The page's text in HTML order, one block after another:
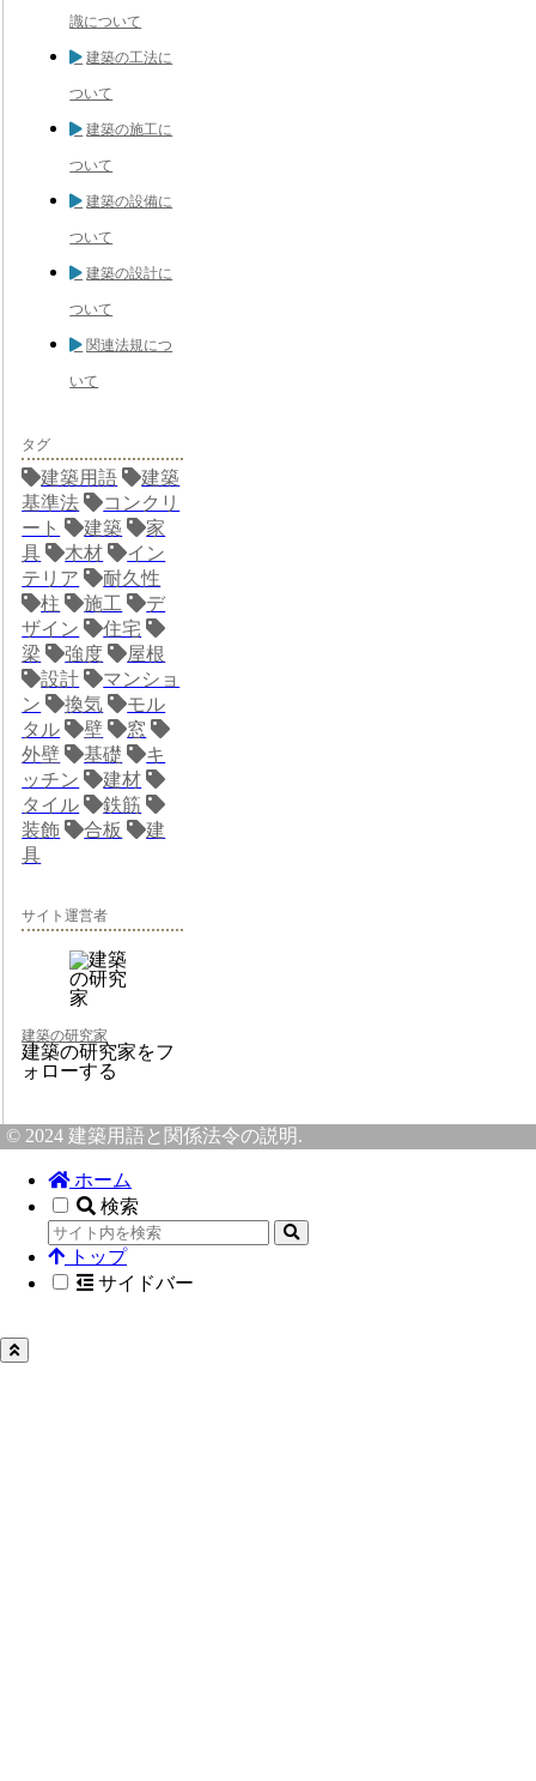
識について
建築の工法に
ついて
建築の施工に
ついて
建築の設備に
ついて
建築の設計に
ついて
関連法規につ
いて
タグ
建築用語
建築
基準法
コンクリ
ート
建築
家
具
木材
イン
テリア
耐久性
柱
施工
デ
ザイン
住宅
梁
強度
屋根
設計
マンショ
ン
換気
モル
タル
壁
窓
外壁
基礎
キ
ッチン
建材
タイル
鉄筋
装飾
合板
建
具
サイト運営者
建築の研究家
建築の研究家をフ
ォローする
© 2024 建築用語と関係法令の説明.
ホーム
検索
トップ
サイドバー